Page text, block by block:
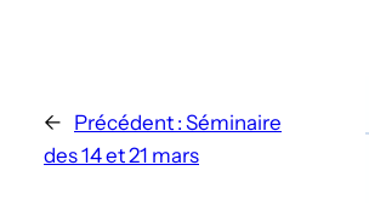
← Précédent : Séminaire
des 14 et 21 mars